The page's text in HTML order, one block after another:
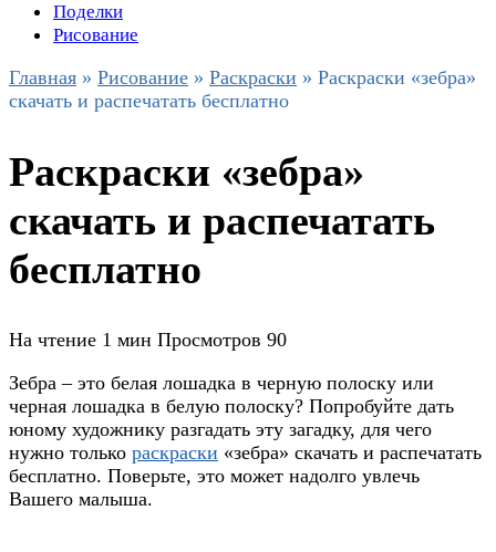
Поделки
Рисование
Главная » Рисование » Раскраски » Раскраски «зебра»
скачать и распечатать бесплатно
Раскраски «зебра»
скачать и распечатать
бесплатно
На чтение 1 мин Просмотров 90
Зебра – это белая лошадка в черную полоску или
черная лошадка в белую полоску? Попробуйте дать
юному художнику разгадать эту загадку, для чего
нужно только раскраски «зебра» скачать и распечатать
бесплатно. Поверьте, это может надолго увлечь
Вашего малыша.